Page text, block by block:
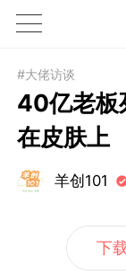
1X
#大佬访谈
40亿老板
在皮肤上
羊创101
下